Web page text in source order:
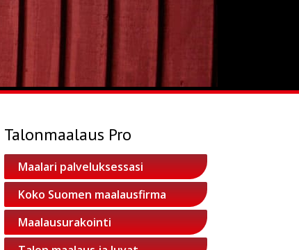
Talonmaalaus Pro
Maalari palveluksessasi
Koko Suomen maalausfirma
Maalausurakointi